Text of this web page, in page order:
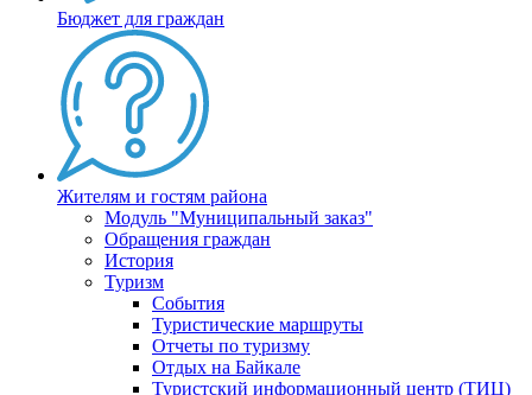
Бюджет для граждан
Жителям и гостям района
Модуль "Муниципальный заказ"
Обращения граждан
История
Туризм
События
Туристические маршруты
Отчеты по туризму
Отдых на Байкале
Туристский информационный центр (ТИЦ)